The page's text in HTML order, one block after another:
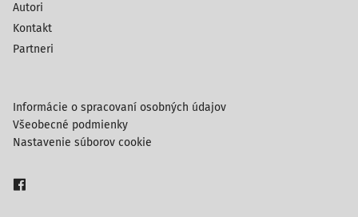
Autori
Kontakt
Partneri
Informácie o spracovaní osobných údajov
Všeobecné podmienky
Nastavenie súborov cookie